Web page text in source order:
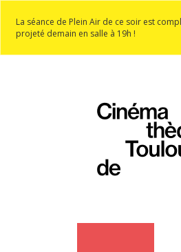
La séance de Plein Air de ce soir est
projeté demain en salle à 19h !